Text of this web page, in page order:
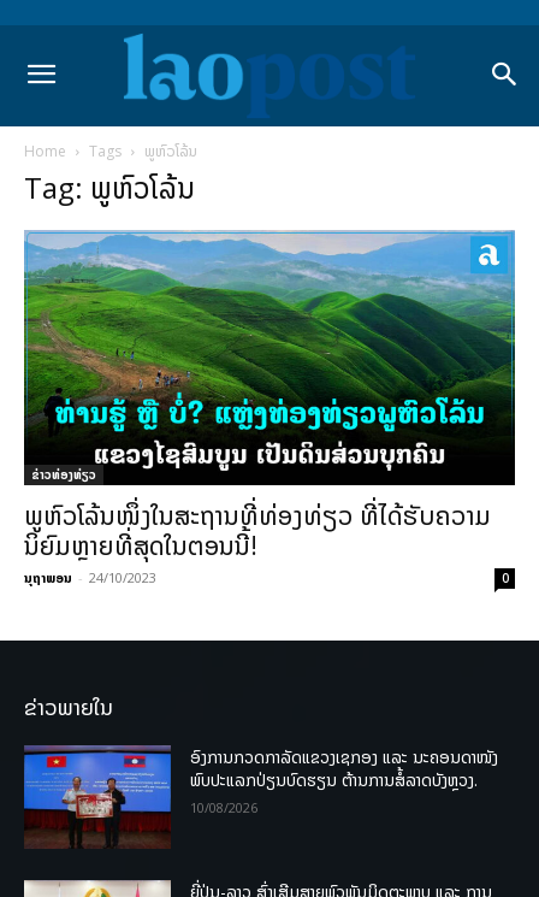
Home Tags ພູຫົວໂລ້ນ
Tag: ພູຫົວໂລ້ນ
​ຂ່າວທ່ອງທ່ຽວ
ພູຫົວໂລ້ນໜຶ່ງໃນສະຖານທີ່ທ່ອງທ່ຽວ ທີ່ໄດ້ຮັບຄວາມ
ນິຍົມຫຼາຍທີ່ສຸດໃນຕອນນີ້!
ນຸຖາພອນ - 24/10/2023 0
ຂ່າວພາຍໃນ
ອົງການກວດກາລັດແຂວງເຊກອງ ແລະ ນະຄອນດາໜັງ
ພົບປະແລກປ່ຽນບົດຮຽນ ຕ້ານການສໍ້ລາດບັງຫຼວງ.
10/08/2026
ຍີ່ປຸ່ນ-ລາວ ສົ່ງເສີມສາຍພົວພັນມິດຕະພາບ ແລະ ການ